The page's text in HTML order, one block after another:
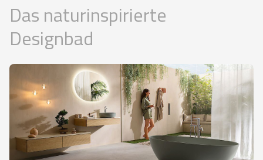
Das naturinspirierte
Designbad